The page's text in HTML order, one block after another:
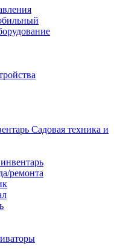
Садовая техника и
ремонта